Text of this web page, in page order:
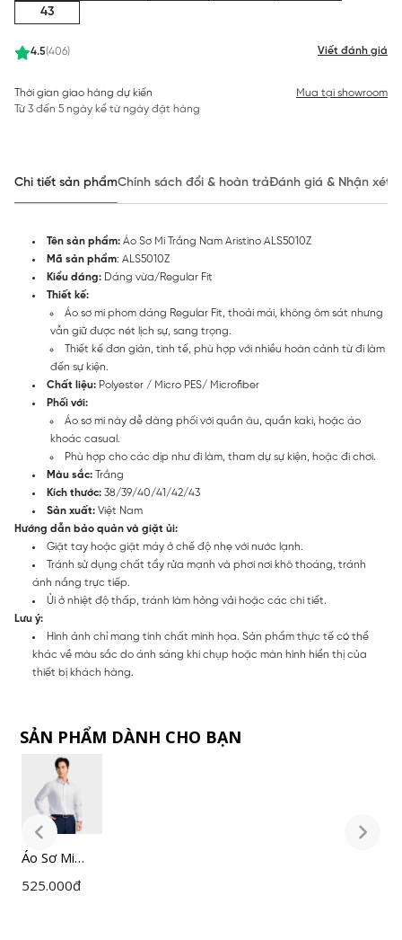
4.5(406) Viết đánh giá
43
Thời gian giao hàng dự kiến
Từ 3 đến 5 ngày kể từ ngày đặt hàng
Mua tại showroom
Chi tiết sản phẩmChính sách đổi & hoàn trảĐánh giá & Nhận xét
Tên sản phẩm: Áo Sơ Mi Trắng Nam Aristino ALS5010Z
Mã sản phẩm: ALS5010Z
Kiểu dáng: Dáng vừa/Regular Fit
Thiết kế:
Áo sơ mi phom dáng Regular Fit, thoải mái, không ôm sát nhưng
vẫn giữ được nét lịch sự, sang trọng.
Thiết kế đơn giản, tinh tế, phù hợp với nhiều hoàn cảnh từ đi làm
đến sự kiện.
Chất liệu: Polyester / Micro PES/ Microfiber
Phối với:
Áo sơ mi này dễ dàng phối với quần âu, quần kaki, hoặc áo
khoác casual.
Phù hợp cho các dịp như đi làm, tham dự sự kiện, hoặc đi chơi.
Màu sắc: Trắng
Kích thước: 38/39/40/41/42/43
Sản xuất: Việt Nam
Hướng dẫn bảo quản và giặt ủi:
Giặt tay hoặc giặt máy ở chế độ nhẹ với nước lạnh.
Tránh sử dụng chất tẩy rửa mạnh và phơi nơi khô thoáng, tránh
ánh nắng trực tiếp.
Ủi ở nhiệt độ thấp, tránh làm hỏng vải hoặc các chi tiết.
Lưu ý:
Hình ảnh chỉ mang tính chất minh họa. Sản phẩm thực tế có thể
khác về màu sắc do ánh sáng khi chụp hoặc màn hình hiển thị của
thiết bị khách hàng.
SẢN PHẨM DÀNH CHO BẠN
Áo Sơ Mi
Nam Trắng
525.000đ